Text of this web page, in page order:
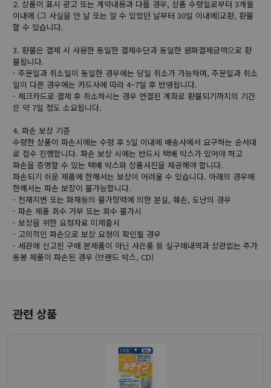
2. 상품이 표시 광고 또는 계약내용과 다를 경우, 상품 수령일로부터 3개월
이내에 (그 사실을 안 날 또는 알 수 있었던 날부터 30일 이내에)교환, 환불
할 수 있습니다.
3. 환불은 결제 시 사용한 동일한 결제수단과 동일한 원화결제금액으로 환
불됩니다.
- 주문일과 취소일이 동일한 경우에는 당일 취소가 가능하며, 주문일과 취소
일이 다른 경우에는 카드사에 따라 4~7일 후 반영됩니다.
- 체크카드로 결제 후 취소하시는 경우 연결된 계좌로 환불되기까지의 기간
은 약 7일 정도 소요됩니다.
4. 파손 보상 기준
수령한 상품이 파손시에는 수령 후 5일 이내에 배송사에서 요구하는 순서대
로 접수 진행합니다. 파손 보상 시에는 반드시 택배 박스가 있어야 하고
파손을 증명할 수 있는 택배 박스와 상품사진을 제공해야 합니다.
파손되기 쉬운 제품에 한해서는 보상이 어려울 수 있습니다. 아래의 경우에
한해서는 파손 보장이 불가능합니다.
- 천재지변 또는 화재등의 불가항력에 의한 분실, 훼손, 도난의 경우
- 파손 제품 회수 거부 또는 회수 불가시
- 보상을 위한 요청자료 미제출시
- 고의적인 파손으로 보상 요청이 확인될 경우
- 세관에 신고된 구매 본제품이 아닌 사은품 등 실구매내역과 상관없는 추가
동봉 제품이 파손된 경우 (브랜드 박스, CD)
관련 상품